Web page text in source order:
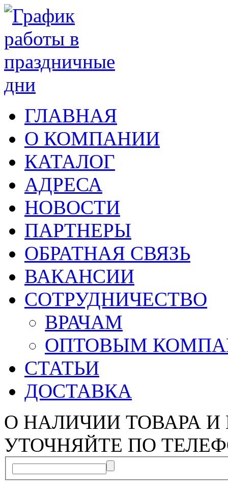
ГЛАВНАЯ
О КОМПАНИИ
КАТАЛОГ
АДРЕСА
НОВОСТИ
ПАРТНЕРЫ
ОБРАТНАЯ СВЯЗЬ
ВАКАНСИИ
СОТРУДНИЧЕСТВО
ВРАЧАМ
ОПТОВЫМ
СТАТЬИ
ДОСТАВКА
О НАЛИЧИИ ТОВАРА
УТОЧНЯЙТЕ ПО